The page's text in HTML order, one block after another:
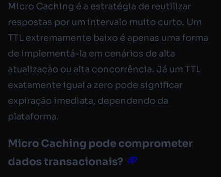
Micro Caching é a estratégia de reutilizar
respostas por um intervalo muito curto. Um
TTL extremamente baixo é apenas uma forma
de implementá-la em cenários de alta
atualização ou alta concorrência. Já um TTL
exatamente igual a zero pode significar
expiração imediata, dependendo da
plataforma.
Micro Caching pode comprometer
dados transacionais?